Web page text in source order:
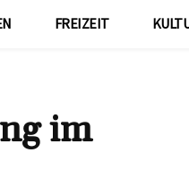
FREIZEIT
im